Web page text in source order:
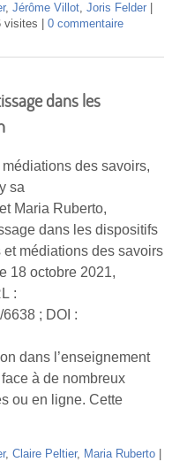
, Jérôme Villot, Joris Felder
visites 0 commentaire
dans les
des savoirs,
sa
Maria Ruberto,
dans les dispositifs
médiations des savoirs
18 octobre 2021,
:
; DOI :
dans l’enseignement
à de nombreux
ou en ligne. Cette
, Claire Peltier, Maria Ruberto